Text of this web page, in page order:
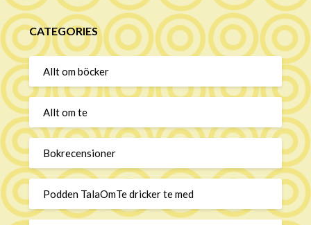
CATEGORIES
Allt om böcker
Allt om te
Bokrecensioner
Podden TalaOmTe dricker te med